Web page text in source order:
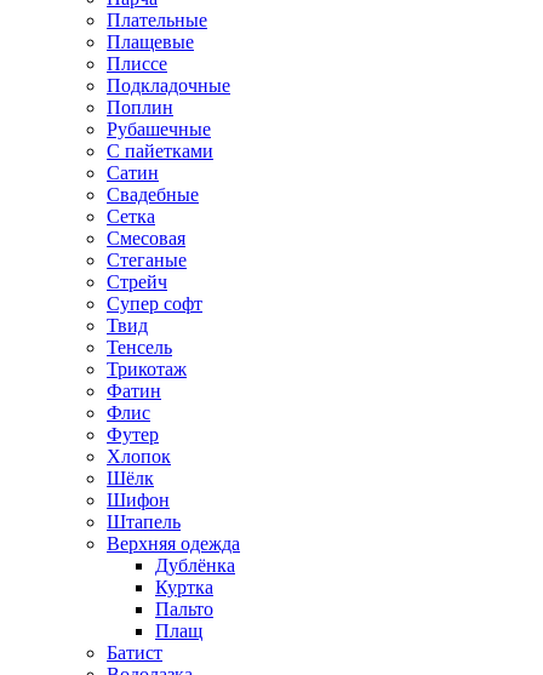
Плательные
Плащевые
Плиссе
Подкладочные
Поплин
Рубашечные
С пайетками
Сатин
Свадебные
Сетка
Смесовая
Стеганые
Стрейч
Супер софт
Твид
Тенсель
Трикотаж
Фатин
Флис
Футер
Хлопок
Шёлк
Шифон
Штапель
Верхняя одежда
Дублёнка
Куртка
Пальто
Плащ
Батист